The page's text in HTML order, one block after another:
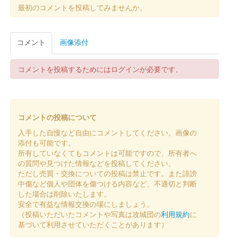
定印
販売終了
限定100枚
本庄城 御城印
限定100枚
本庄城 御城印 埼玉県伝統的手工芸品「本庄絣」限定
配布終了
スタンプラリー完成の方にプレゼント。
最初のコメントを投稿してみませんか。
コメント 画像添付
コメントを投稿するためにはログインが必要です。
コメントの投稿について
入手した自慢など自由にコメントしてください。画像の
添付も可能です。
所有していなくてもコメントは可能ですので、所有者へ
の質問や見つけた情報などを投稿してください。
ただし売買・交換についての投稿は禁止です。また誹謗
中傷など個人や団体を傷つける内容など、不適切と判断
した場合は削除いたします。
安全で有益な情報交換の場にしましょう。
（投稿いただいたコメントや写真は攻城団の利用規約に
基づいて利用させていただくことがあります）